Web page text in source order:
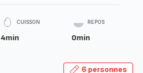
CUISSON
4min
REPOS
0min
6 personnes